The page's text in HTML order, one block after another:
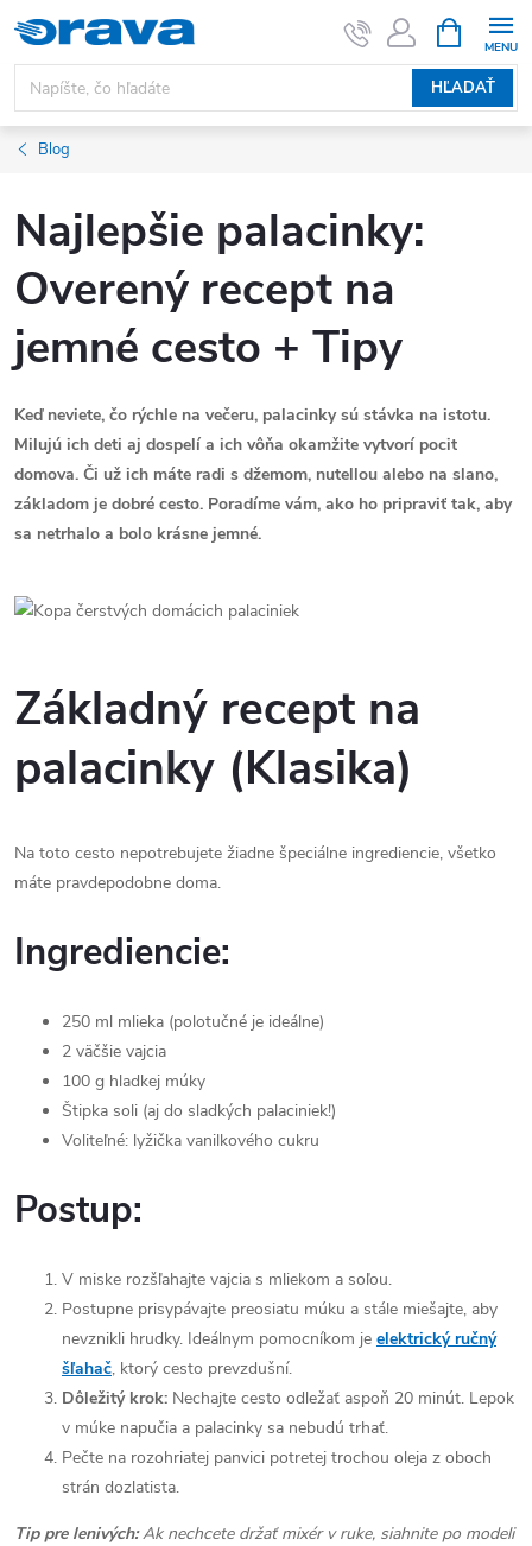
Prejsť na obsah
HĽADAŤ
Blog
Najlepšie palacinky:
Overený recept na
jemné cesto + Tipy
Keď neviete, čo rýchle na večeru, palacinky sú stávka na istotu.
Milujú ich deti aj dospelí a ich vôňa okamžite vytvorí pocit
domova. Či už ich máte radi s džemom, nutellou alebo na slano,
základom je dobré cesto. Poradíme vám, ako ho pripraviť tak, aby
sa netrhalo a bolo krásne jemné.
Základný recept na
palacinky (Klasika)
Na toto cesto nepotrebujete žiadne špeciálne ingrediencie, všetko
máte pravdepodobne doma.
Ingrediencie:
250 ml mlieka (polotučné je ideálne)
2 väčšie vajcia
100 g hladkej múky
Štipka soli (aj do sladkých palaciniek!)
Voliteľné: lyžička vanilkového cukru
Postup:
V miske rozšľahajte vajcia s mliekom a soľou.
Postupne prisypávajte preosiatu múku a stále miešajte, aby
nevznikli hrudky. Ideálnym pomocníkom je elektrický ručný
šľahač, ktorý cesto prevzdušní.
Dôležitý krok: Nechajte cesto odležať aspoň 20 minút. Lepok
v múke napučia a palacinky sa nebudú trhať.
Pečte na rozohriatej panvici potretej trochou oleja z oboch
strán dozlatista.
Tip pre lenivých:Ak nechcete držať mixér v ruke, siahnite po modeli